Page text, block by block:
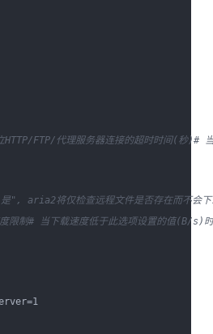
HTTP/FTP/代理服务器连接的超时时间(秒)#
", aria2将仅检查远程文件是否存在而不会下
限制# 当下载速度低于此选项设置的值(B/s)